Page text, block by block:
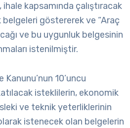
kapsamında çalıştıracak
belgeleri göstererek ve “Araç
ve bu uygunluk belgesinin
istenilmiştir.
Kanunu’nun 10’uncu
isteklilerin, ekonomik
ve teknik yeterliklerinin
istenecek olan belgelerin